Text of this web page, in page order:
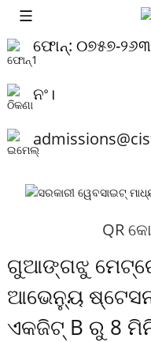
ଫୋନ୍: ୦୭୫୭-
ନଂ।
QR
ଗୁଆଙ୍ଗଝୁ
ଆଭେନ୍ୟୁ
ଏକଜିଟ୍ B ରୁ 8